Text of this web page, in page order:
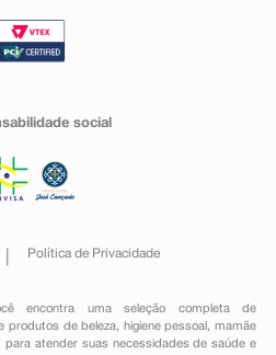
social
Política de Privacidade
encontra uma seleção completa de
produtos de beleza, higiene pessoal ,mamãe
atender suas necessidades de saúde e